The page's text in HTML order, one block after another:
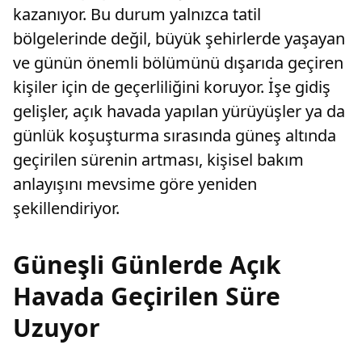
kazanıyor. Bu durum yalnızca tatil
bölgelerinde değil, büyük şehirlerde yaşayan
ve günün önemli bölümünü dışarıda geçiren
kişiler için de geçerliliğini koruyor. İşe gidiş
gelişler, açık havada yapılan yürüyüşler ya da
günlük koşuşturma sırasında güneş altında
geçirilen sürenin artması, kişisel bakım
anlayışını mevsime göre yeniden
şekillendiriyor.
Güneşli Günlerde Açık
Havada Geçirilen Süre
Uzuyor